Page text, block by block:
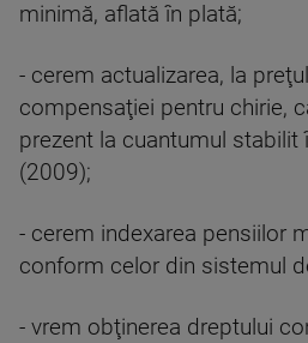
minimă, aflată în plată;
- cerem actualizarea, la
compensaţiei pentru chirie,
prezent la cuantumul stabilit
(2009);
- cerem indexarea pensiilor
conform celor din sistemul
- vrem obţinerea dreptului